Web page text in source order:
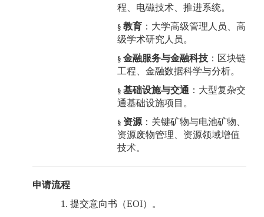
程、电磁技术、推进系统。
§ 教育 ：大学高级管理人员、高
级学术研究人员。
§ 金融服务与金融科技 ：区块链
工程、金融数据科学与分析。
§ 基础设施与交通 ：大型复杂交
通基础设施项目。
§ 资源 ：关键矿物与电池矿物、
资源废物管理、资源领域增值
技术。
申请流程
1. 提交意向书（EOI）。